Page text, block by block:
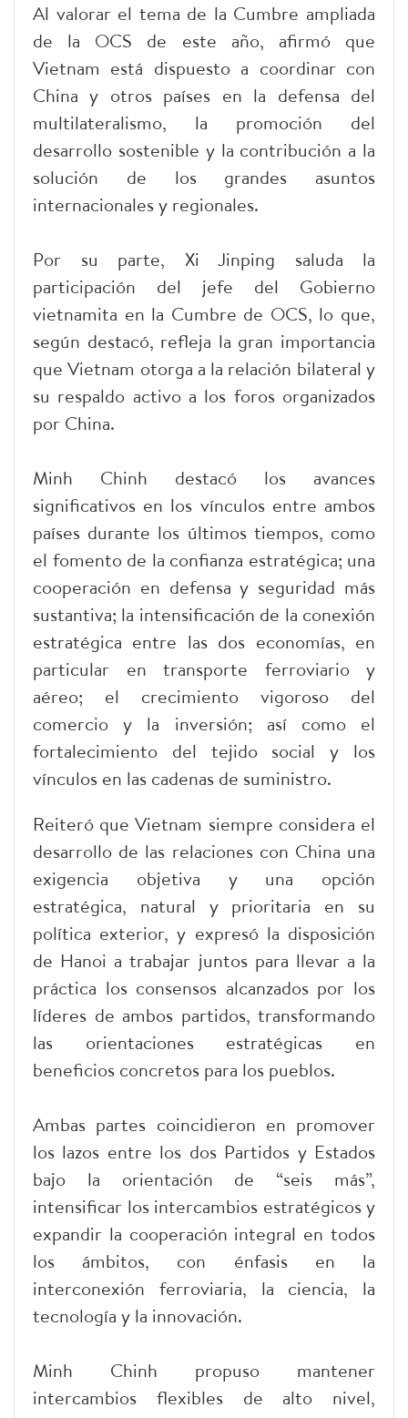
Al valorar el tema de la Cumbre ampliada
de la OCS de este año, afirmó que
Vietnam está dispuesto a coordinar con
China y otros países en la defensa del
multilateralismo, la promoción del
desarrollo sostenible y la contribución a la
solución de los grandes asuntos
internacionales y regionales.
Por su parte, Xi Jinping saluda la
participación del jefe del Gobierno
vietnamita en la Cumbre de OCS, lo que,
según destacó, refleja la gran importancia
que Vietnam otorga a la relación bilateral y
su respaldo activo a los foros organizados
por China.
Minh Chinh destacó los avances
significativos en los vínculos entre ambos
países durante los últimos tiempos, como
el fomento de la confianza estratégica; una
cooperación en defensa y seguridad más
sustantiva; la intensificación de la conexión
estratégica entre las dos economías, en
particular en transporte ferroviario y
aéreo; el crecimiento vigoroso del
comercio y la inversión; así como el
fortalecimiento del tejido social y los
vínculos en las cadenas de suministro.
Reiteró que Vietnam siempre considera el
desarrollo de las relaciones con China una
exigencia objetiva y una opción
estratégica, natural y prioritaria en su
política exterior, y expresó la disposición
de Hanoi a trabajar juntos para llevar a la
práctica los consensos alcanzados por los
líderes de ambos partidos, transformando
las orientaciones estratégicas en
beneficios concretos para los pueblos.
Ambas partes coincidieron en promover
los lazos entre los dos Partidos y Estados
bajo la orientación de “seis más”,
intensificar los intercambios estratégicos y
expandir la cooperación integral en todos
los ámbitos, con énfasis en la
interconexión ferroviaria, la ciencia, la
tecnología y la innovación.
Minh Chinh propuso mantener
intercambios flexibles de alto nivel,